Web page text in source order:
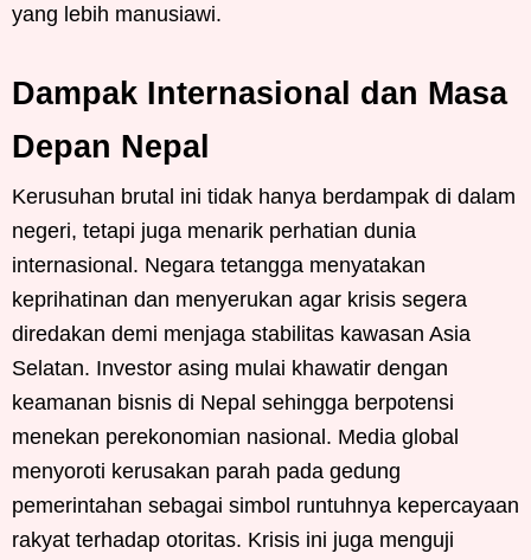
yang lebih manusiawi.
Dampak Internasional dan Masa
Depan Nepal
Kerusuhan brutal ini tidak hanya berdampak di dalam
negeri, tetapi juga menarik perhatian dunia
internasional. Negara tetangga menyatakan
keprihatinan dan menyerukan agar krisis segera
diredakan demi menjaga stabilitas kawasan Asia
Selatan. Investor asing mulai khawatir dengan
keamanan bisnis di Nepal sehingga berpotensi
menekan perekonomian nasional. Media global
menyoroti kerusakan parah pada gedung
pemerintahan sebagai simbol runtuhnya kepercayaan
rakyat terhadap otoritas. Krisis ini juga menguji